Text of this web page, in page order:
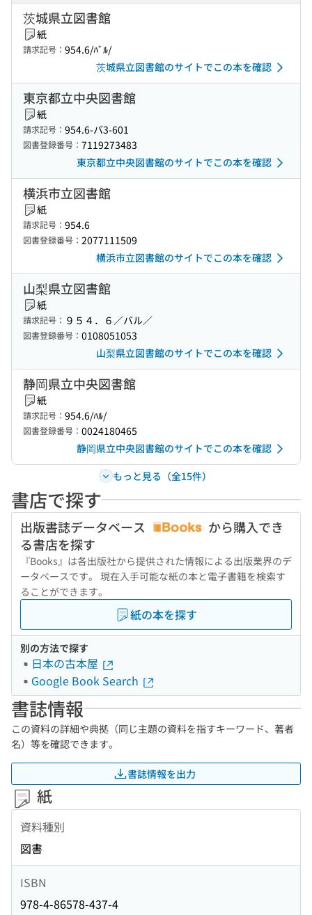
茨城県立図書館
紙
請求記号： 954.6/ﾊﾞﾙ/
茨城県立図書館のサイトでこの本を確認
東京都立中央図書館
紙
請求記号： 954.6-バ3-601
図書登録番号： 7119273483
東京都立中央図書館のサイトでこの本を確認
横浜市立図書館
紙
請求記号： 954.6
図書登録番号： 2077111509
横浜市立図書館のサイトでこの本を確認
山梨県立図書館
紙
請求記号： ９５４．６／バル／
図書登録番号： 0108051053
山梨県立図書館のサイトでこの本を確認
静岡県立中央図書館
紙
請求記号： 954.6/ﾊﾙ/
図書登録番号： 0024180465
静岡県立中央図書館のサイトでこの本を確認
もっと見る（全15件）
書店で探す
出版書誌データベース
から購入でき
る書店を探す
『Books』は各出版社から提供された情報による出版業界のデ
ータベースです。 現在入手可能な紙の本と電子書籍を検索す
ることができます。
紙の本を探す
別の方法で探す
日本の古本屋
Google Book Search
書誌情報
この資料の詳細や典拠（同じ主題の資料を指すキーワード、著者
名）等を確認できます。
書誌情報を出力
紙
資料種別
図書
ISBN
978-4-86578-437-4